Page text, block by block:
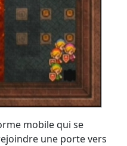
mobile qui se
une porte vers